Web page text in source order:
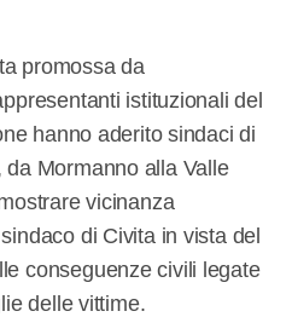
promossa da
istituzionali del
hanno aderito sindaci di
da Mormanno alla Valle
vicinanza
di Civita in vista del
conseguenze civili legate
delle vittime.